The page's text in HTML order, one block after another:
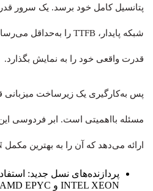
پتانسیل کامل خود برسد. یک سرور
قدرت واقعی خود را به نمایش بگذارد.
پس به‌کارگیری یک زیرساخت میزبانی
مسئله بااهمیتی است. ابر فردوسی
ارائه می‌دهد که آن را به بهترین مکمل CDN تبدیل می‌کند:
پردازنده‌های نسل جدید: